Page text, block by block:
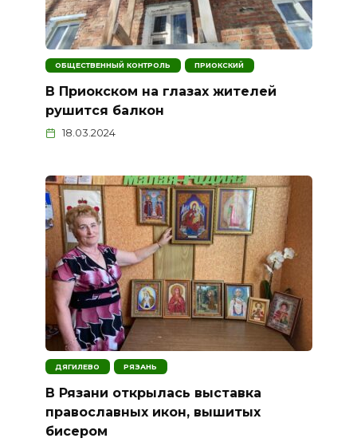
ОБЩЕСТВЕННЫЙ КОНТРОЛЬ ПРИОКСКИЙ
В Приокском на глазах жителей
рушится балкон
18.03.2024
ДЯГИЛЕВО РЯЗАНЬ
В Рязани открылась выставка
православных икон, вышитых
бисером